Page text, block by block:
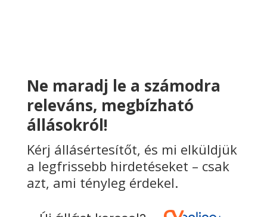
Ne maradj le a számodra
releváns, megbízható
állásokról!
Kérj állásértesítőt, és mi elküldjük
a legfrissebb hirdetéseket – csak
azt, ami tényleg érdekel.